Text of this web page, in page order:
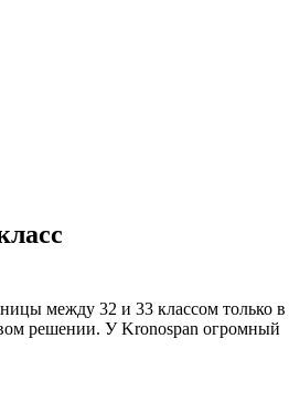
между 32 и 33 классом только в
решении. У Kronospan огромный